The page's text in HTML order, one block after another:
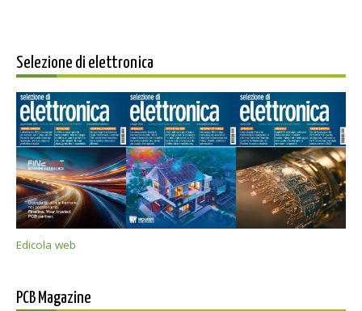
Selezione di elettronica
Edicola web
PCB Magazine